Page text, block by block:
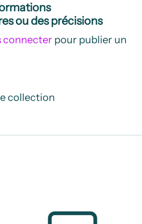
ou des précisions
connecter pour publier un
collection